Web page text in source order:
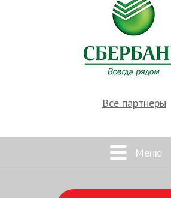
Все партнеры
Меню